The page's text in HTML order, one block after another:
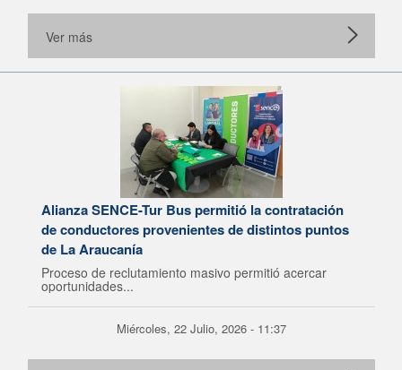
Ver más
Alianza SENCE-Tur Bus permitió la contratación
de conductores provenientes de distintos puntos
de La Araucanía
Proceso de reclutamiento masivo permitió acercar
oportunidades...
Miércoles, 22 Julio, 2026 - 11:37